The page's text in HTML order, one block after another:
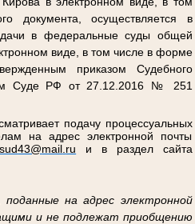
документа, осуществляется в
в федеральные суды общей
виде, в том числе в форме
приказом Судебного
Суде РФ от 27.12.2016 № 251
подачу процессуальных
на адрес электронной почты
43@mail ru
и в раздел сайта
поданные на адрес электронной
и не подлежат приобщению